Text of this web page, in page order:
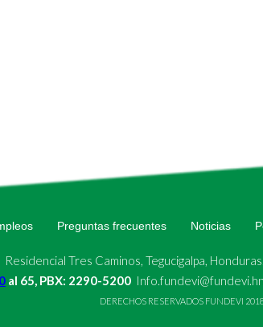
Preguntas frecuentes Noticias
Residencial Tres Caminos, Tegucigalpa, Honduras.
al 65, PBX: 2290-5200 Info.fundevi@fundevi.hn
DERECHOS RESERVADOS FUNDEVI